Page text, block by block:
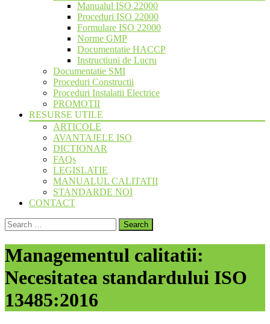
Manualul ISO 22000
Proceduri ISO 22000
Formulare ISO 22000
Norme GMP
Documentatie HACCP
Instructiuni de Lucru
Documentatie SMI
Proceduri Constructii
Proceduri Instalatii Electrice
PROMOTII
RESURSE UTILE
ARTICOLE
AVANTAJELE ISO
DICTIONAR
FAQs
LEGISLATIE
MANUALUL CALITATII
STANDARDE NOI
CONTACT
Search
for:
Managementul calitatii:
Necesitatea standardului ISO
13485:2016